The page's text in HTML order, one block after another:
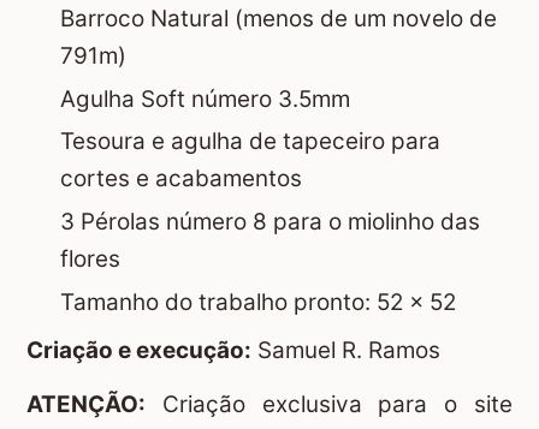
Barroco Natural (menos de um novelo de
791m)
Agulha Soft número 3.5mm
Tesoura e agulha de tapeceiro para
cortes e acabamentos
3 Pérolas número 8 para o miolinho das
flores
Tamanho do trabalho pronto: 52 x 52
Criação e execução: Samuel R. Ramos
ATENÇÃO: Criação exclusiva para o site